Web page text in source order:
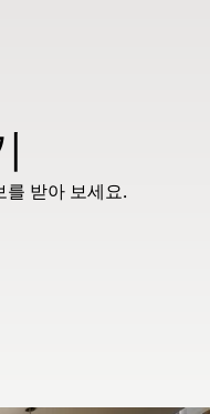
받아 보세요.